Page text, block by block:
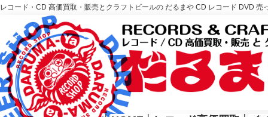
レコード・CD 高価買取・販売とクラフトビールの だるまや CD レコード DVD
レコード高価買取はこちら
HOME